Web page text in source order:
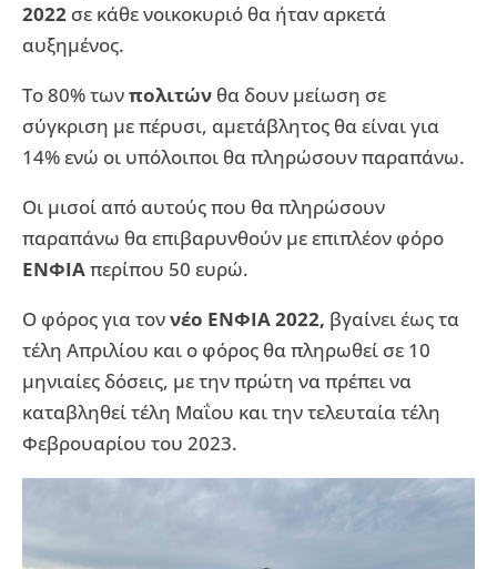
2022 σε κάθε νοικοκυριό θα ήταν αρκετά
αυξημένος.
Το 80% τωνπολιτών θα δουν μείωση σε
σύγκριση με πέρυσι, αμετάβλητος θα είναι για
14% ενώ οι υπόλοιποι θα πληρώσουν παραπάνω.
Οι μισοί από αυτούς που θα πληρώσουν
παραπάνω θα επιβαρυνθούν με επιπλέον φόρο
ΕΝΦΙΑπερίπου 50 ευρώ.
Ο φόρος για τοννέο ΕΝΦΙΑ 2022, βγαίνει έως τα
τέλη Απριλίου και ο φόρος θα πληρωθεί σε 10
μηνιαίες δόσεις, με την πρώτη να πρέπει να
καταβληθεί τέλη Μαΐου και την τελευταία τέλη
Φεβρουαρίου του 2023.